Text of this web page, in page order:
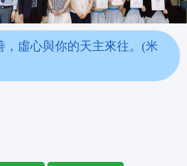
，虛心與你的天主來往。(米